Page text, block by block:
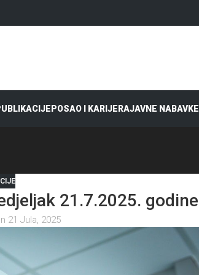
POSAO I KARIJERAJAVNE NABAVKE
21.7.2025. godine
21 Jula, 2025